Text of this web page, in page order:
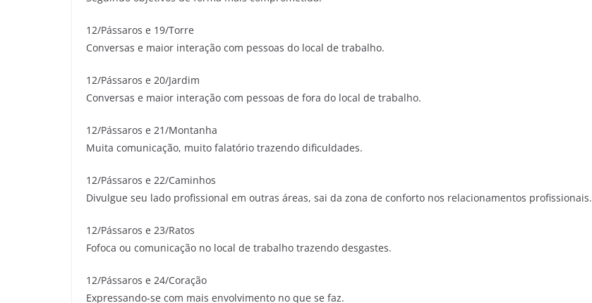
12/Pássaros e 19/Torre
Conversas e maior interação com pessoas do local de trabalho.
12/Pássaros e 20/Jardim
Conversas e maior interação com pessoas de fora do local de trabalho.
12/Pássaros e 21/Montanha
Muita comunicação, muito falatório trazendo dificuldades.
12/Pássaros e 22/Caminhos
Divulgue seu lado profissional em outras áreas, sai da zona de conforto nos relacionamentos profissionais.
12/Pássaros e 23/Ratos
Fofoca ou comunicação no local de trabalho trazendo desgastes.
12/Pássaros e 24/Coração
Expressando-se com mais envolvimento no que se faz.